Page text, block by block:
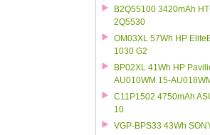
B2Q55100 3420mAh
2Q5530
OM03XL 57Wh HP
1030 G2
BP02XL 41Wh HP
AU010WM 15-
C11P1502 4750mAh
10
VGP-BPS33 43Wh